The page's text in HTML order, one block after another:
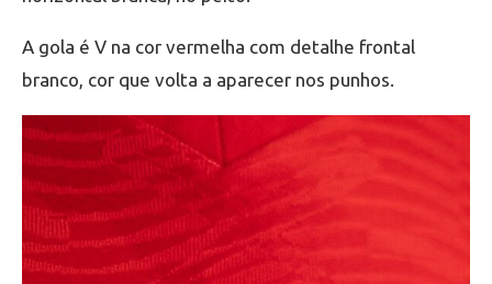
A gola é V na cor vermelha com detalhe frontal
branco, cor que volta a aparecer nos punhos.